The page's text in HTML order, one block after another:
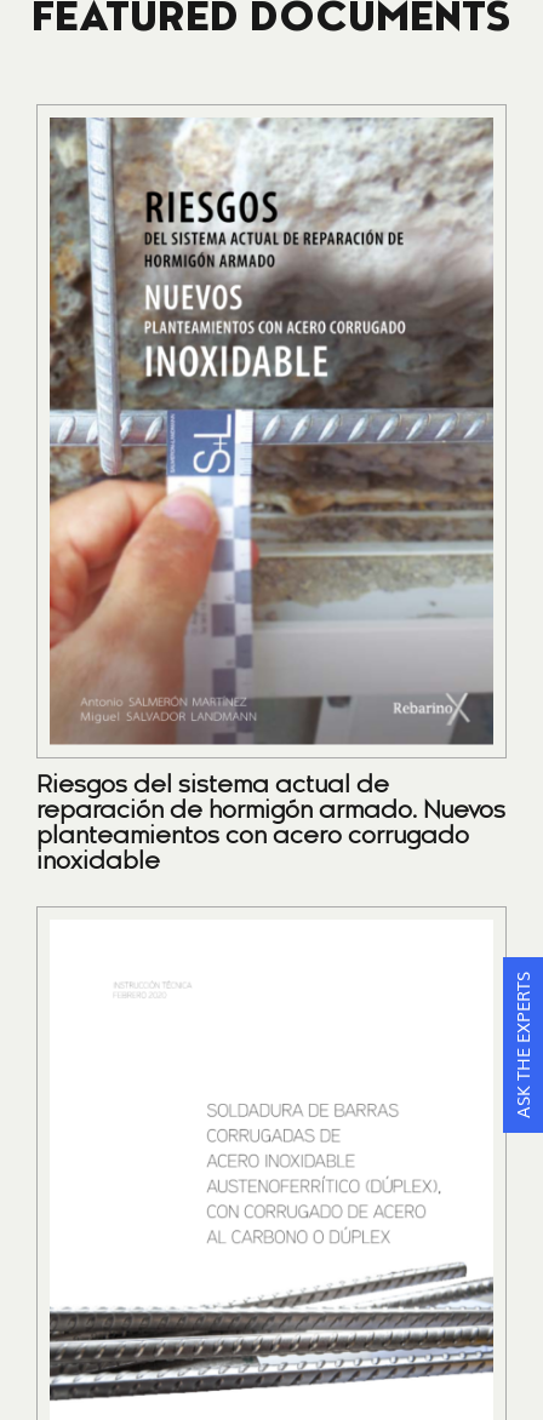
FEATURED DOCUMENTS
Riesgos del sistema actual de
reparación de hormigón armado. Nuevos
planteamientos con acero corrugado
inoxidable
ASK THE EXPERTS